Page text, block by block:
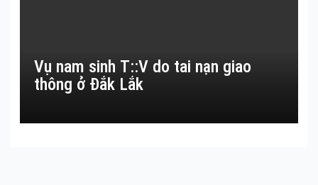
Vụ nam sinh T::V do tai nạn giao
thông ở Đắk Lắk